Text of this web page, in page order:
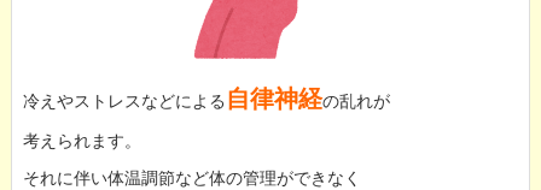
冷えやストレスなどによる 自律神経の乱れが
考えられます。
それに伴い体温調節など体の管理ができなく